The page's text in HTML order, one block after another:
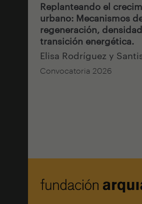
Replanteando el
urbano: Mecanismos
regeneración,
transición energética.
Elisa Rodríguez y
Convocatoria 2026